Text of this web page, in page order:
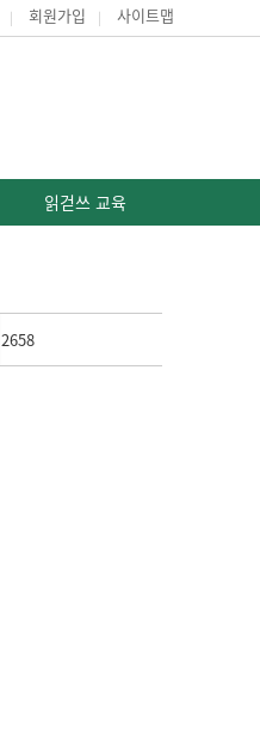
회원가입 사이트맵
읽걷쓰 교육
2658